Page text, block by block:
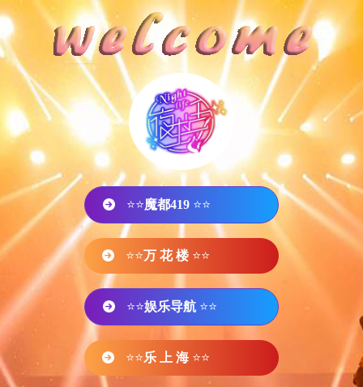
⭐⭐魔都419 ⭐⭐
⭐⭐万 花 楼 ⭐⭐
⭐⭐娱乐导航 ⭐⭐
⭐⭐乐 上 海 ⭐⭐